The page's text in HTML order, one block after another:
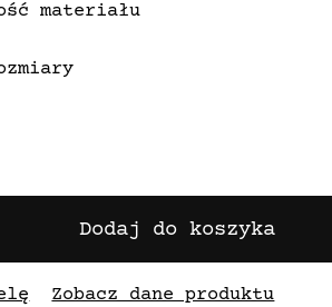
materiału
Dodaj do koszyka
Zobacz dane produktu